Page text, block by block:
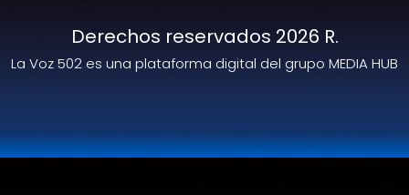
Derechos reservados 2026 R.
La Voz 502 es una plataforma digital del grupo MEDIA HUB